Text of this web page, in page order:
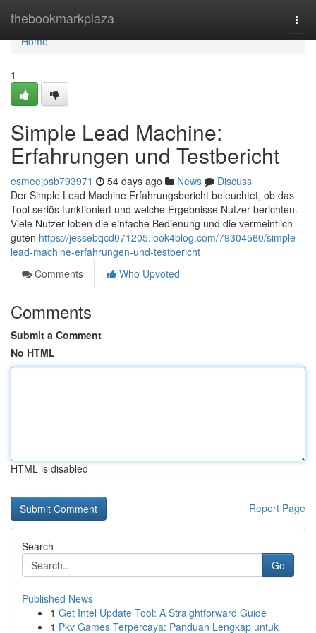
thebookmarkplaza
Home
Home
1
Simple Lead Machine:
Erfahrungen und Testbericht
esmeejpsb793971 54 days ago News
Discuss
Der Simple Lead Machine Erfahrungsbericht beleuchtet, ob das
Tool seriös funktioniert und welche Ergebnisse Nutzer berichten.
Viele Nutzer loben die einfache Bedienung und die vermeintlich
guten https://jessebqcd071205.look4blog.com/79304560/simple-
lead-machine-erfahrungen-und-testbericht
Comments
Who Upvoted
Comments
Submit a Comment
No HTML
HTML is disabled
Report Page
Search
Go
Published News
1 Get Intel Update Tool: A Straightforward Guide
1 Pkv Games Terpercaya: Panduan Lengkap untuk